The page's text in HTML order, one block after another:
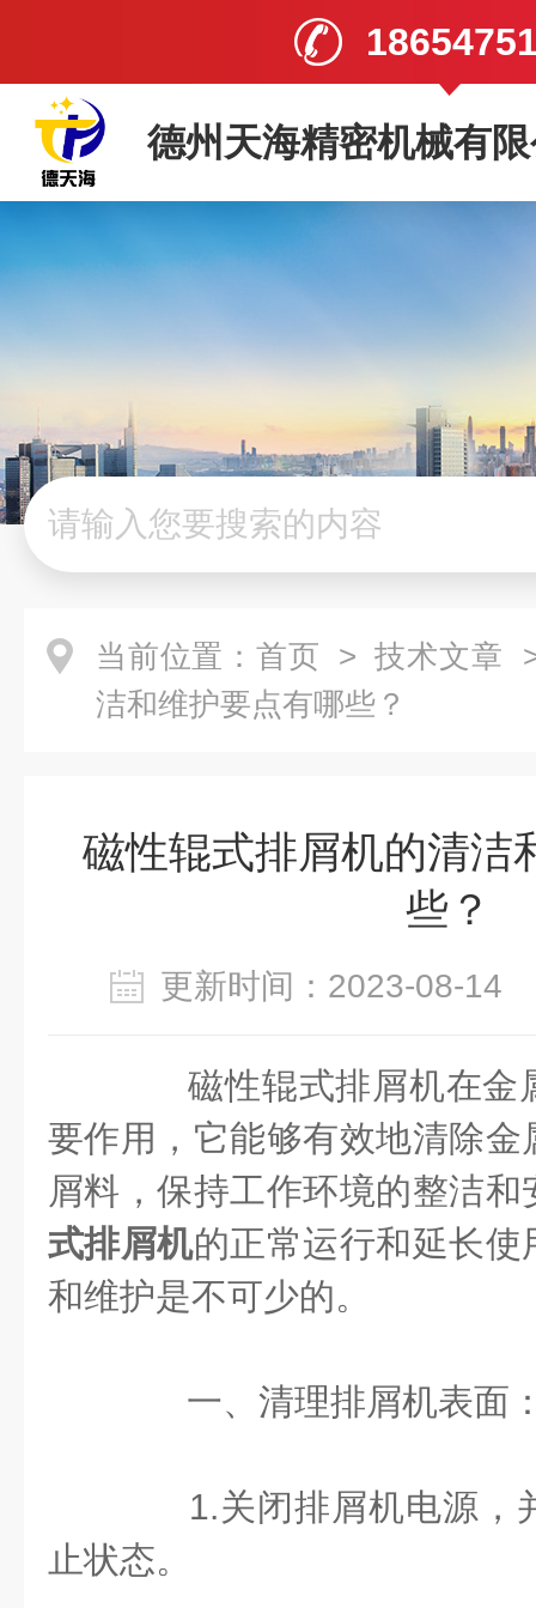
德州天海精密机械有
当前位置： 首页 > 技术文章
洁和维护要点有哪些？
磁性辊式排屑机的清洁
些？
更新时间：2023-08-
磁性辊式排屑机在金
要作用，它能够有效地清除
屑料，保持工作环境的整洁和
式排屑机的正常运行和延长
和维护是不可少的。
一、清理排屑机表面
1.关闭排屑机电源，
止状态。